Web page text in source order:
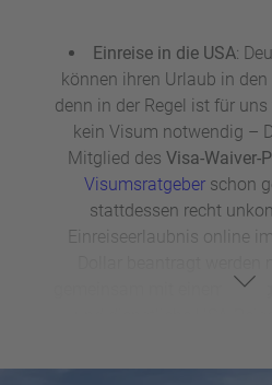
zu Kanada oder eine Karibik-
ab Miami auf dem
Einreise in die USA:
können ihren Urlaub in
denn in der Regel ist für
kein Visum notwendig –
Mitglied des Visa-Waiver-
Visumsratgeber schon
stattdessen recht
Einreiseerlaubnis online